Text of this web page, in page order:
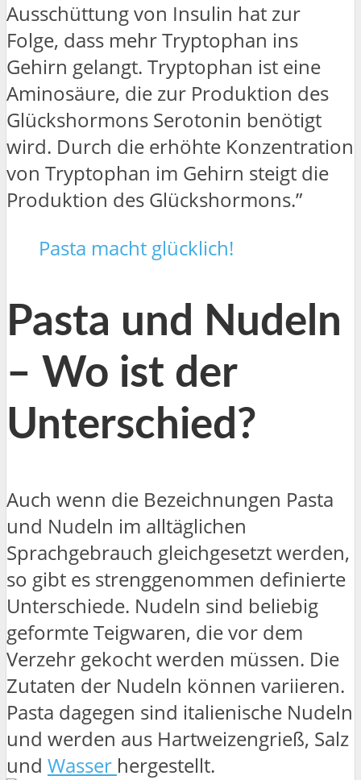
Ausschüttung von Insulin hat zur
Folge, dass mehr Tryptophan ins
Gehirn gelangt. Tryptophan ist eine
Aminosäure, die zur Produktion des
Glückshormons Serotonin benötigt
wird. Durch die erhöhte Konzentration
von Tryptophan im Gehirn steigt die
Produktion des Glückshormons.”
Pasta macht glücklich!
Pasta und Nudeln
– Wo ist der
Unterschied?
Auch wenn die Bezeichnungen Pasta
und Nudeln im alltäglichen
Sprachgebrauch gleichgesetzt werden,
so gibt es strenggenommen definierte
Unterschiede. Nudeln sind beliebig
geformte Teigwaren, die vor dem
Verzehr gekocht werden müssen. Die
Zutaten der Nudeln können variieren.
Pasta dagegen sind italienische Nudeln
und werden aus Hartweizengrieß, Salz
und Wasser hergestellt.